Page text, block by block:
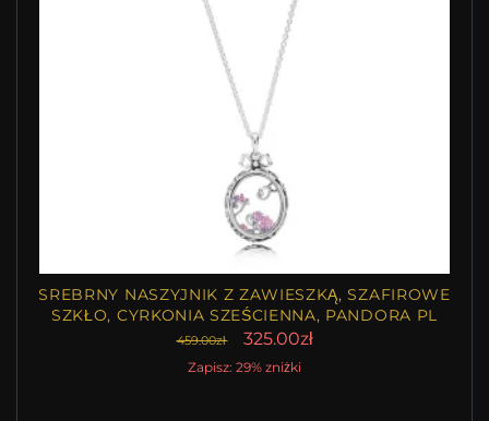
SREBRNY NASZYJNIK Z ZAWIESZKĄ, SZAFIROWE
SZKŁO, CYRKONIA SZEŚCIENNA, PANDORA PL
459.00zł 325.00zł
Zapisz: 29% zniżki